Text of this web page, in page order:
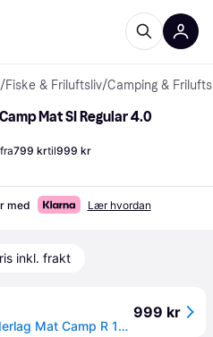
/Fiske & Friluftsliv/Camping &
Mat SI Regular 4.0
799 krtil999 kr
med Lær hvordan
inkl. frakt
Selvoppblåsbart liggeunderlag Mat Camp R 183cm - Sea to Summit
999 kr